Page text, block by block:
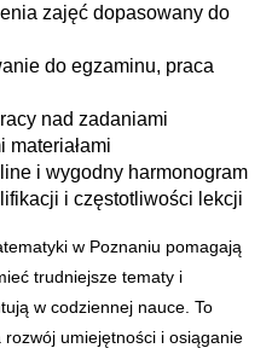
zajęć dopasowany do
do egzaminu, praca
nad zadaniami
materiałami
i wygodny harmonogram
i częstotliwości lekcji
w Poznaniu pomagają
trudniejsze tematy i
w codziennej nauce. To
rozwój umiejętności i osiąganie